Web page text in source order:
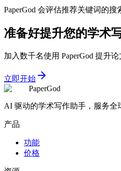
PaperGod 会评估推荐关键词的
准备好提升您的学术
加入数千名使用 PaperGod 提升
立即开始
PaperGod
AI 驱动的学术写作助手，服务全
产品
功能
价格